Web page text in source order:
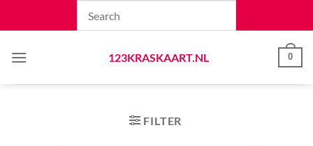
123KRASKAART.NL
0
FILTER